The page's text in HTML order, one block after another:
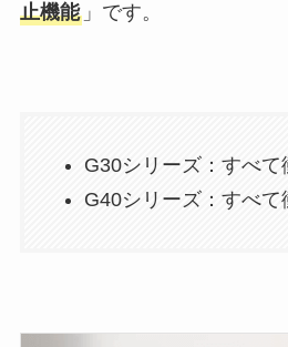
止機能」です。
G30シリーズ：すべて
G40シリーズ：すべて